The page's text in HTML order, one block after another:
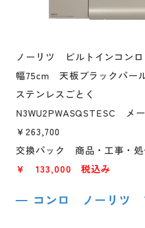
ノーリツ ビルトインコン
幅75cm 天板ブラックパー
ステンレスごとく
N3WU2PWASQSTESC メ
￥263,700
交換パック 商品・工事・処
￥ 133,000 税込み
コンロ ノーリツ